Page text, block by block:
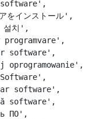
をインストール',
치',
programvare',
software',
oprogramowanie',
software',
software',
ПО',